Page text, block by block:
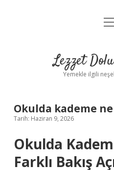
Yasal
Lezzet
Yemekle ilgili
Okulda kademe
Tarih: Haziran 9, 2026
Okulda
Farklı Bakış